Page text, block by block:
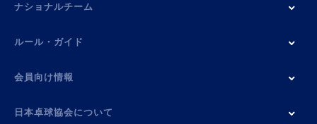
ナショナルチーム
ルール・ガイド
会員向け情報
日本卓球協会について